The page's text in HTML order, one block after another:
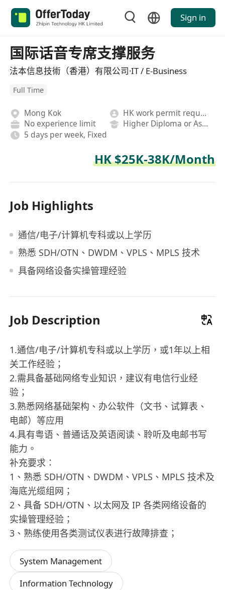
Sign in
国际话音专席支撑服务
法本信息技術（香港）有限公司·IT / E-Business
Full Time
Mong Kok
HK work permit required
No experience limit
Higher Diploma or Associate Degree
5 days per week, Fixed
HK $25K-38K/Month
Job Highlights
通信/电子/计算机专科或以上学历
熟悉 SDH/OTN、DWDM、VPLS、MPLS 技术
具备网络设备实操管理经验
Job Description
1.通信/电子/计算机专科或以上学历，或1年以上相
关工作经验；
2.需具备基础网络专业知识，建议有电信行业经
验；
3.熟悉网络基础架构、办公软件（文书、试算表、
电邮）等应用
4.具有粤语、普通话及英语阅读、聆听及电邮书写
能力。
补充要求：
1、熟悉 SDH/OTN、DWDM、VPLS、MPLS 技术及
海底光缆组网；
2、具备 SDH/OTN、以太网及 IP 各类网络设备的
实操管理经验；
3、熟练使用各类测试仪表进行故障排查；
System Management
Information Technology